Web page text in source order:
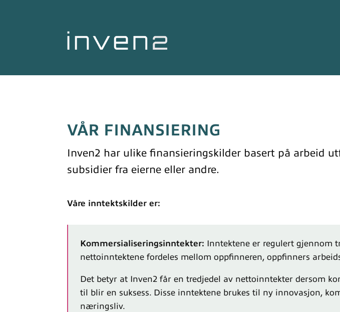
VÅR FINANSIERING
Inven2 har ulike finansieringskilder basert på arbeid
subsidier fra eierne eller andre.
Våre inntektskilder er:
Kommersialiseringsinntekter: Inntektene er regulert gjennom
nettoinntektene fordeles mellom oppfinneren, oppfinners
Det betyr at Inven2 får en tredjedel av nettoinntekter dersom
til blir en suksess. Disse inntektene brukes til ny innovasjon,
næringsliv.